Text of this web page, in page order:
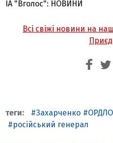
ІА "Вголос": НОВИНИ
Всі свіжі новини на
Захарченко ОРДЛО
російський генерал